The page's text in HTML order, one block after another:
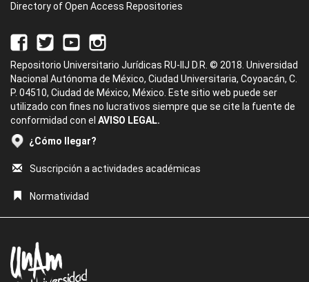
Directory of Open Access Repositories
Repositorio Universitario Jurídicas RU-IIJ D.R. © 2018. Universidad
Nacional Autónoma de México, Ciudad Universitaria, Coyoacán, C.
P. 04510, Ciudad de México, México. Este sitio web puede ser
utilizado con fines no lucrativos siempre que se cite la fuente de
conformidad con el AVISO LEGAL.
¿Cómo llegar?
Suscripción a actividades académicas
Normatividad